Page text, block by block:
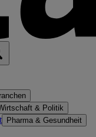
& Politik
Pharma & Gesundheit